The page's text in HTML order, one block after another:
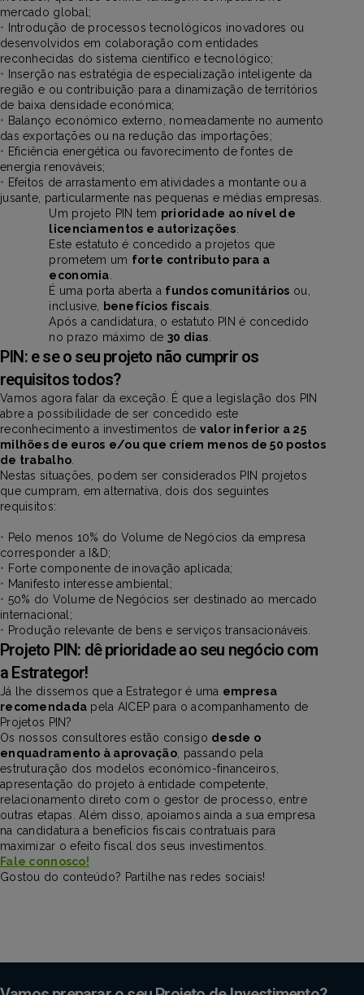
mercado global;
•
Introdução de processos tecnológicos inovadores ou
desenvolvidos em colaboração com entidades
reconhecidas do sistema científico e tecnológico;
•
Inserção nas estratégia de especialização inteligente da
região e ou contribuição para a dinamização de territórios
de baixa densidade económica;
• Balanço económico externo, nomeadamente no aumento
das exportações ou na redução das importações;
• Eficiência energética ou favorecimento de fontes de
energia renováveis;
• Efeitos de arrastamento em atividades a montante ou a
jusante, particularmente nas pequenas e médias empresas.
Um projeto PIN tem prioridade ao nível de
licenciamentos e autorizações
Este estatuto é concedido a projetos que
prometem um forte contributo para a
economia
É uma porta aberta a fundos comunitários ou,
inclusive,
benefícios fiscais
Após a candidatura, o estatuto PIN é concedido
no prazo máximo de 30 dias
PIN: e se o seu projeto não cumprir os
requisitos todos?
Vamos agora falar da exceção. É que a legislação dos PIN
abre a possibilidade de ser concedido este
reconhecimento a investimentos de valor inferior a 25
milhões de euros e/ou que criem menos de 50 postos
de trabalho
Nestas situações, podem ser considerados PIN projetos
que cumpram, em alternativa, dois dos seguintes
requisitos:
• Pelo menos 10% do Volume de Negócios da empresa
corresponder a I&D;
• Forte componente de inovação aplicada;
• Manifesto interesse ambiental;
• 50% do Volume de Negócios ser destinado ao mercado
internacional;
• Produção relevante de bens e serviços transacionáveis.
Projeto PIN: dê prioridade ao seu negócio com
a Estrategor!
Já lhe dissemos que a Estrategor é uma empresa
recomendada pela AICEP para o acompanhamento de
Projetos PIN?
Os nossos consultores estão consigo desde o
enquadramento à aprovação , passando pela
estruturação dos modelos económico-financeiros,
apresentação do projeto à entidade competente,
relacionamento direto com o gestor de processo, entre
outras etapas. Além disso, apoiamos ainda a sua empresa
na candidatura a benefícios fiscais contratuais para
maximizar o efeito fiscal dos seus investimentos.
Fale connosco!
Gostou do conteúdo? Partilhe nas redes sociais!